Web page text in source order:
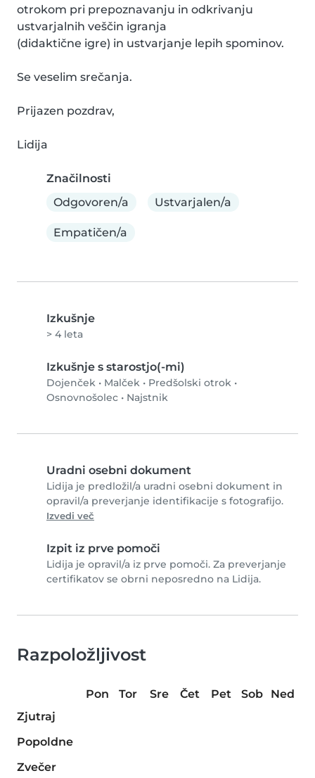
otrokom pri prepoznavanju in odkrivanju
ustvarjalnih veščin igranja
(didaktične igre) in ustvarjanje lepih spominov.
Se veselim srečanja.
Prijazen pozdrav,
Lidija
Značilnosti
Odgovoren/a
Ustvarjalen/a
Empatičen/a
Izkušnje
> 4 leta
Izkušnje s starostjo(-mi)
Dojenček • Malček • Predšolski otrok •
Osnovnošolec • Najstnik
Uradni osebni dokument
Lidija je predložil/a uradni osebni dokument in
opravil/a preverjanje identifikacije s fotografijo.
Izvedi več
Izpit iz prve pomoči
Lidija je opravil/a iz prve pomoči. Za preverjanje
certifikatov se obrni neposredno na Lidija.
Razpoložljivost
Pon Tor Sre Čet Pet Sob
Ned
Zjutraj
Popoldne
Zvečer